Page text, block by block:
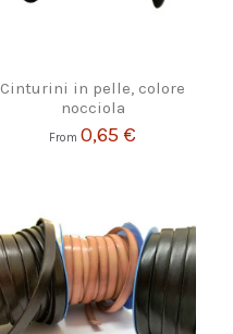
Cinturini in pelle, colore
nocciola
From0,65 €